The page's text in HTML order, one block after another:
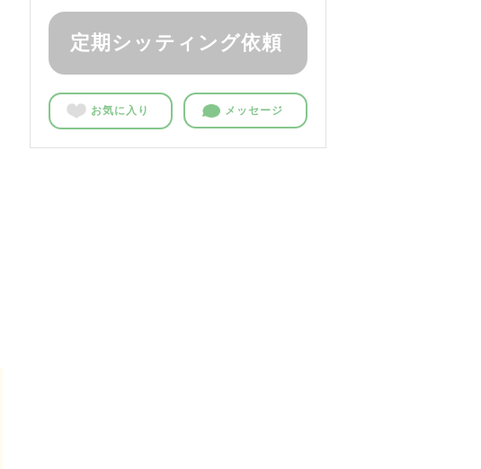
定期シッティング依頼
お気に入り メッセージ